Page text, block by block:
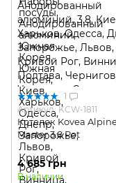
1
Артикул: KCW-1811
Котелок Kovea
Master 3.8 Pot
4 685 грн
В наличии